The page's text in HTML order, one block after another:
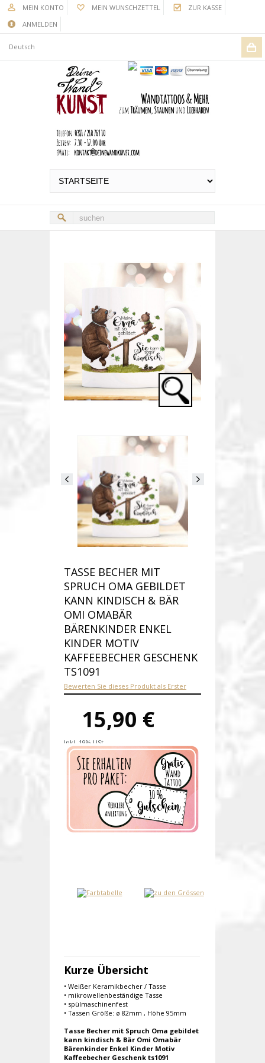
MEIN KONTO MEIN WUNSCHZETTEL
ZUR KASSE
ANMELDEN
Deutsch
TASSE BECHER MIT
SPRUCH OMA GEBILDET
KANN KINDISCH & BÄR
OMI OMABÄR
BÄRENKINDER ENKEL
KINDER MOTIV
KAFFEEBECHER GESCHENK
TS1091
Bewerten Sie dieses Produkt als Erster
15,90 €
Inkl. 19% USt.
Versandkosten
Produktnummer:ts1091-E
Verfügbarkeit:Auf Lager
Lieferzeit: 1-2 Werktage
Kurze Übersicht
• Weißer Keramikbecher / Tasse
• mikrowellenbeständige Tasse
• spülmaschinenfest
• Tassen Größe: ø 82mm , Höhe 95mm
Tasse Becher mit Spruch Oma gebildet
kann kindisch & Bär Omi Omabär
Bärenkinder Enkel Kinder Motiv
Kaffeebecher Geschenk ts1091